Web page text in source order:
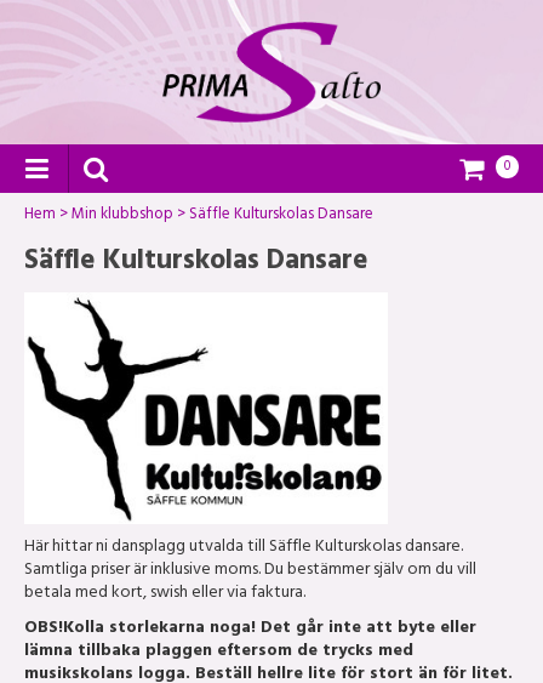
0
Hem >Min klubbshop >Säffle Kulturskolas Dansare
Säffle Kulturskolas Dansare
Här hittar ni dansplagg utvalda till Säffle Kulturskolas dansare.
Samtliga priser är inklusive moms. Du bestämmer själv om du vill
betala med kort, swish eller via faktura.
OBS!Kolla storlekarna noga! Det går inte att byte eller
lämna tillbaka plaggen eftersom de trycks med
musikskolans logga. Beställ hellre lite för stort än för litet.